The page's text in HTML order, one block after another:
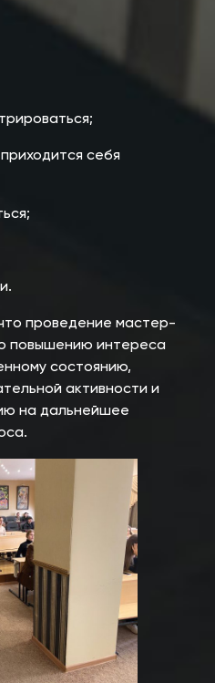
себя
проведение мастер-
повышению интереса
состоянию,
активности и
на дальнейшее